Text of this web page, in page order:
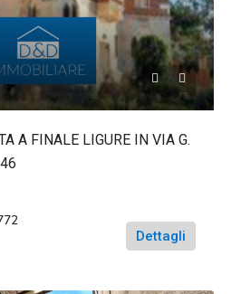
A FINALE LIGURE IN VIA G.
Dettagli